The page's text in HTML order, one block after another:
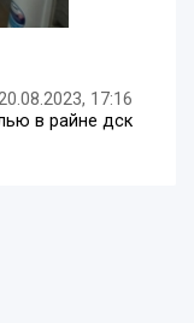
17:16
в райне дск